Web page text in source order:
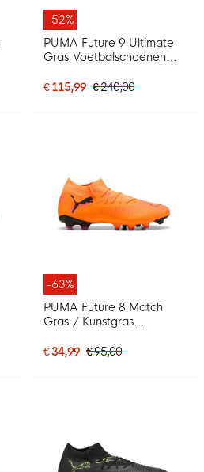
-52%
PUMA Future 9 Ultimate
Gras Voetbalschoenen
€ 115,99 € 240,00
-63%
PUMA Future 8 Match
Gras / Kunstgras
Oranje Roze Zwart
€ 34,99 € 95,00